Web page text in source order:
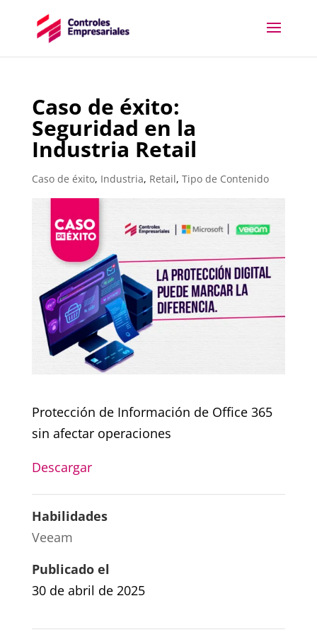
Caso de éxito:
Seguridad en la
Industria Retail
Caso de éxito, Industria, Retail, Tipo de Contenido
Protección de Información de Office 365
sin afectar operaciones
Descargar
Habilidades
Veeam
Publicado el
30 de abril de 2025